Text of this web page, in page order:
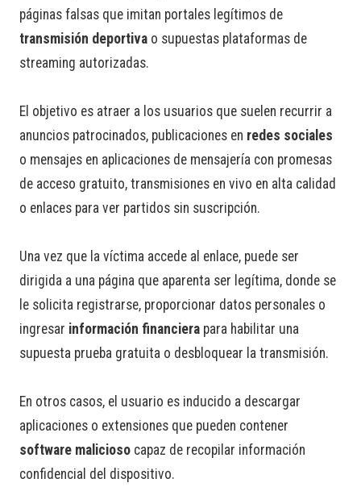
páginas falsas que imitan portales legítimos de
transmisión deportiva o supuestas plataformas de
streaming autorizadas.
El objetivo es atraer a los usuarios que suelen recurrir a
anuncios patrocinados, publicaciones en redes sociales
o mensajes en aplicaciones de mensajería con promesas
de acceso gratuito, transmisiones en vivo en alta calidad
o enlaces para ver partidos sin suscripción.
Una vez que la víctima accede al enlace, puede ser
dirigida a una página que aparenta ser legítima, donde se
le solicita registrarse, proporcionar datos personales o
ingresar información financiera para habilitar una
supuesta prueba gratuita o desbloquear la transmisión.
En otros casos, el usuario es inducido a descargar
aplicaciones o extensiones que pueden contener
software malicioso capaz de recopilar información
confidencial del dispositivo.